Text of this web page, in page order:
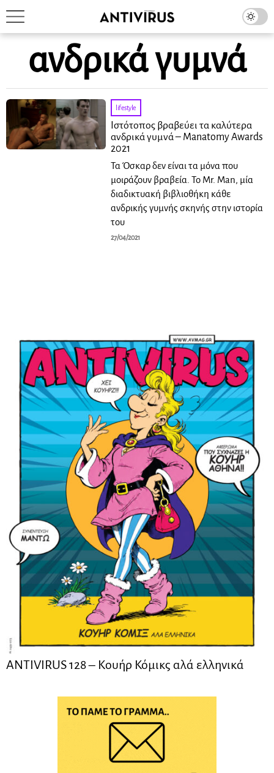
ανδρικά γυμνά
lifestyle
Ιστότοπος βραβεύει τα καλύτερα
ανδρικά γυμνά – Manatomy Awards
2021
Τα Όσκαρ δεν είναι τα μόνα που
μοιράζουν βραβεία. Το Mr. Man, μία
διαδικτυακή βιβλιοθήκη κάθε
ανδρικής γυμνής σκηνής στην ιστορία
του
27/04/2021
ANTIVIRUS 128 – Kουήρ Κόμικς αλά ελληνικά